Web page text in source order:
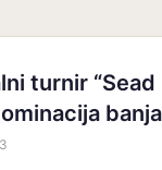
turnir “Sead